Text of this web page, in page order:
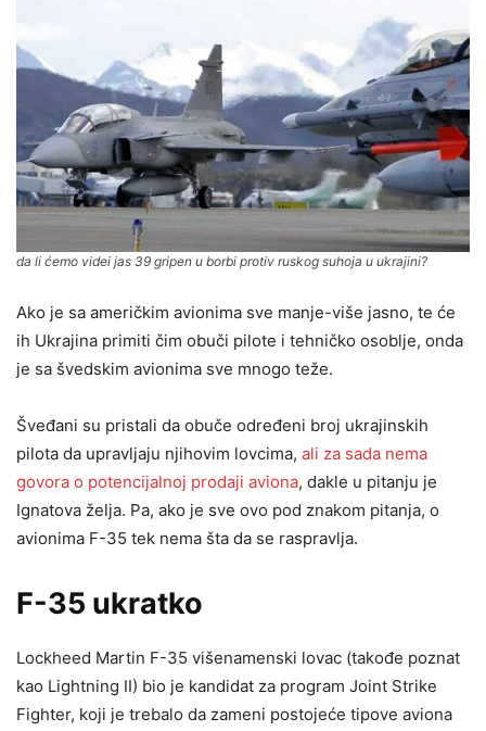
da li ćemo videi jas 39 gripen u borbi protiv ruskog suhoja u ukrajini?
Ako je sa američkim avionima sve manje-više jasno, te će
ih Ukrajina primiti čim obuči pilote i tehničko osoblje, onda
je sa švedskim avionima sve mnogo teže.
Šveđani su pristali da obuče određeni broj ukrajinskih
pilota da upravljaju njihovim lovcima, ali za sada nema
govora o potencijalnoj prodaji aviona, dakle u pitanju je
Ignatova želja. Pa, ako je sve ovo pod znakom pitanja, o
avionima F-35 tek nema šta da se raspravlja.
F-35 ukratko
Lockheed Martin F-35 višenamenski lovac (takođe poznat
kao Lightning II) bio je kandidat za program Joint Strike
Fighter, koji je trebalo da zameni postojeće tipove aviona